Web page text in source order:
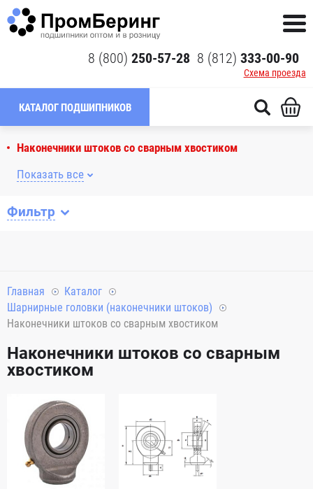
8 (800) 250-57-28 8 (812) 333-00-90
Схема проезда
КАТАЛОГ ПОДШИПНИКОВ
Наконечники штоков со сварным хвостиком
Показать все
Фильтр
Главная
Каталог
Шарнирные головки (наконечники штоков)
Наконечники штоков со сварным хвостиком
Наконечники штоков со сварным
хвостиком